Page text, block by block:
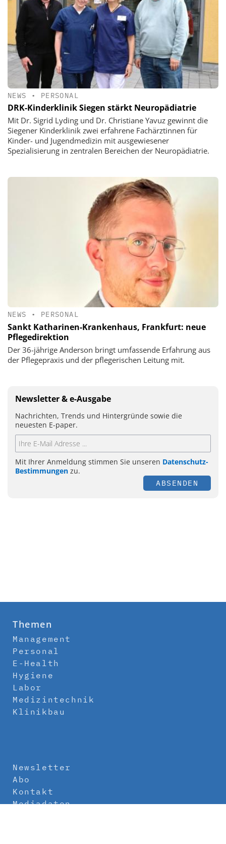
NEWS • PERSONAL
DRK-Kinderklinik Siegen stärkt Neuropädiatrie
Mit Dr. Sigrid Lyding und Dr. Christiane Yavuz gewinnt die
Siegener Kinderklinik zwei erfahrene Fachärztinnen für
Kinder- und Jugendmedizin mit ausgewiesener
Spezialisierung in zentralen Bereichen der Neuropädiatrie.
NEWS • PERSONAL
Sankt Katharinen-Krankenhaus, Frankfurt: neue
Pflegedirektion
Der 36-jährige Anderson bringt umfassende Erfahrung aus
der Pflegepraxis und der pflegerischen Leitung mit.
Newsletter & e-Ausgabe
Nachrichten, Trends und Hintergründe sowie die
neuesten E-paper.
Mit Ihrer Anmeldung stimmen Sie unseren Datenschutz-
Bestimmungen zu.
ABSENDEN
Themen
Management
Personal
E-Health
Hygiene
Labor
Medizintechnik
Klinikbau
Newsletter
Abo
Kontakt
Mediadaten